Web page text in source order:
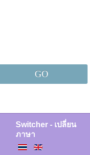
GO
Switcher - เปลี่ยน
ภาษา